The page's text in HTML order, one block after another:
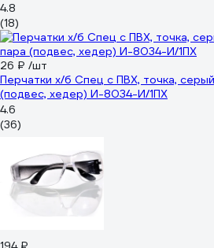
4.8
(18)
26 ₽ /шт
Перчатки х/б Спец с ПВХ, точка,
(подвес, хедер) И-8034-И/1ПХ
4.6
(36)